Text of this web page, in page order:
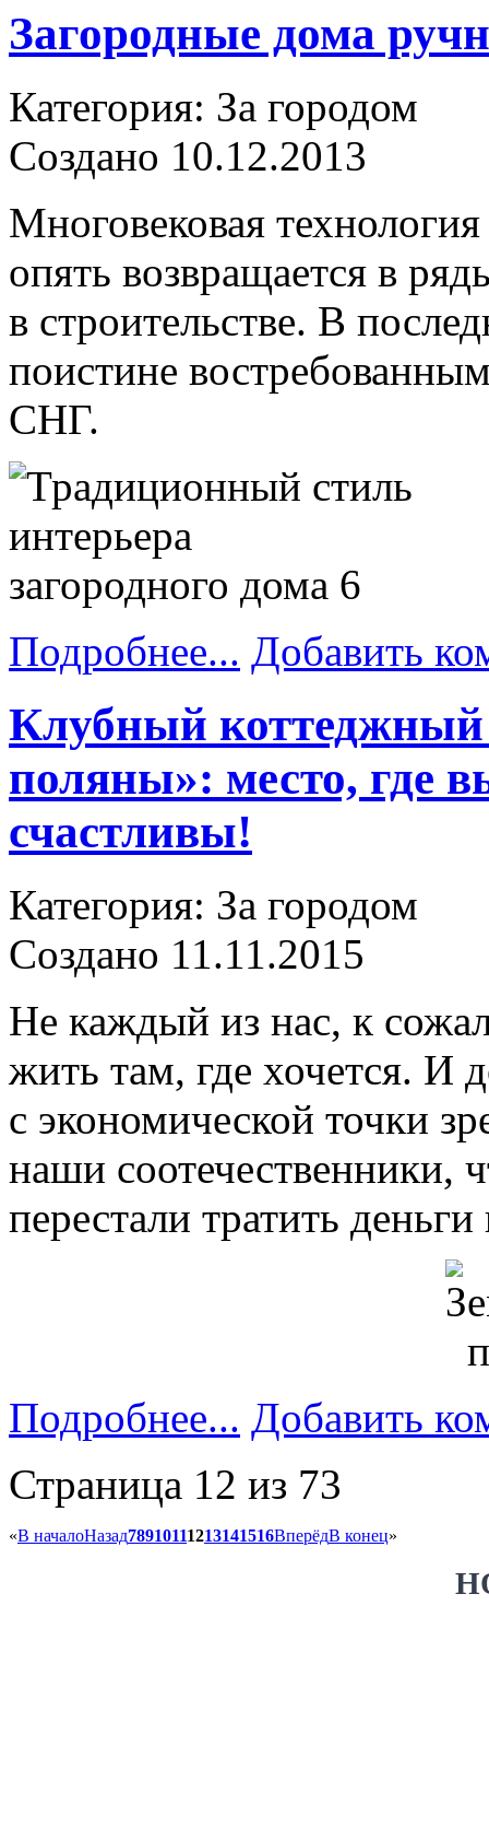
Загородные дома
Категория: За городом
Создано 10.12.2013
Многовековая
опять возвращается в
в строительстве. В
поистине
СНГ.
Подробнее... Добавить
Клубный
поляны»: место, где
счастливы!
Категория: За городом
Создано 11.11.2015
Не каждый из нас, к
жить там, где хочется. И
с экономической точки
наши соотечественники,
перестали тратить
Подробнее... Добавить
Страница 12 из 73
«В началоНазад78910111213141516ВперёдВ конец»